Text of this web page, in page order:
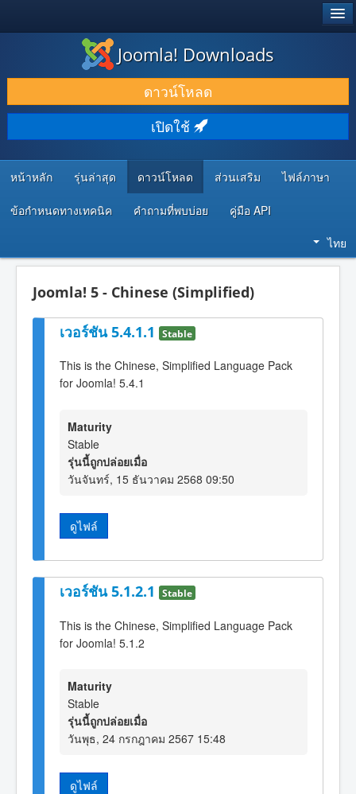
ดาวน์โหลด & ส่วนเสริม
ค้นคว้า & เรียนรู้
ชุมชน & สนับสนุน
ทรัพยากรสำหรับนักพัฒนา
Joomla! Downloads
ดาวน์โหลด
เปิดใช้
หน้าหลัก รุ่นล่าสุด ดาวน์โหลด ส่วนเสริม ไฟล์ภาษา
ข้อกำหนดทางเทคนิค คำถามที่พบบ่อย คู่มือ API
ไทย
Joomla! 5 - Chinese (Simplified)
เวอร์ชัน 5.4.1.1 Stable
This is the Chinese, Simplified Language Pack
for Joomla! 5.4.1
Maturity
Stable
รุ่นนี้ถูกปล่อยเมื่อ
วันจันทร์, 15 ธันวาคม 2568 09:50
ดูไฟล์
เวอร์ชัน 5.1.2.1 Stable
This is the Chinese, Simplified Language Pack
for Joomla! 5.1.2
Maturity
Stable
รุ่นนี้ถูกปล่อยเมื่อ
วันพุธ, 24 กรกฎาคม 2567 15:48
ดูไฟล์